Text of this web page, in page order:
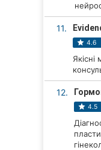
11.
4.6
Якісні
12.
4.5